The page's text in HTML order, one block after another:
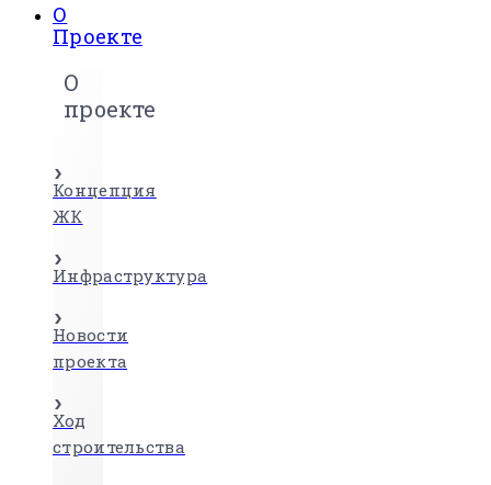
О
Проекте
О
проекте
Концепция
ЖК
Инфраструктура
Новости
проекта
Ход
строительства